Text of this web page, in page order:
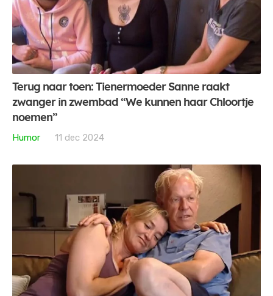
Terug naar toen: Tienermoeder Sanne raakt
zwanger in zwembad “We kunnen haar Chloortje
noemen”
Humor
11 dec 2024